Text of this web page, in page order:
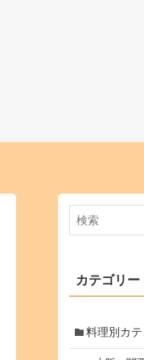
カテゴリー
料理別カ